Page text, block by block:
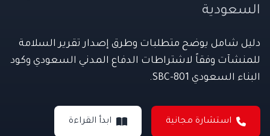
السعودية
دليل شامل يوضح متطلبات وطرق إصدار تقرير السلامة
للمنشآت وفقاً لاشتراطات الدفاع المدني السعودي وكود
البناء السعودي SBC-801.
استشارة مجانية ابدأ القراءة